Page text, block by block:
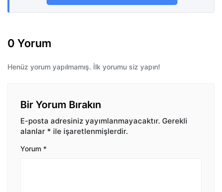
0 Yorum
Henüz yorum yapılmamış. İlk yorumu siz yapın!
Bir Yorum Bırakın
E-posta adresiniz yayımlanmayacaktır. Gerekli
alanlar * ile işaretlenmişlerdir.
Yorum *